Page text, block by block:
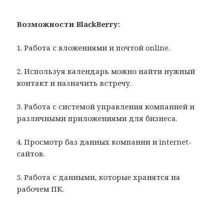
Возможности BlackBerry:
1. Работа с вложениями и почтой online.
2. Используя календарь можно найти нужный
контакт и назначить встречу.
3. Работа с системой управления компанией и
различными приложениями для бизнеса.
4. Просмотр баз данных компании и internet-
сайтов.
5. Работа с данными, которые хранятся на
рабочем ПК.